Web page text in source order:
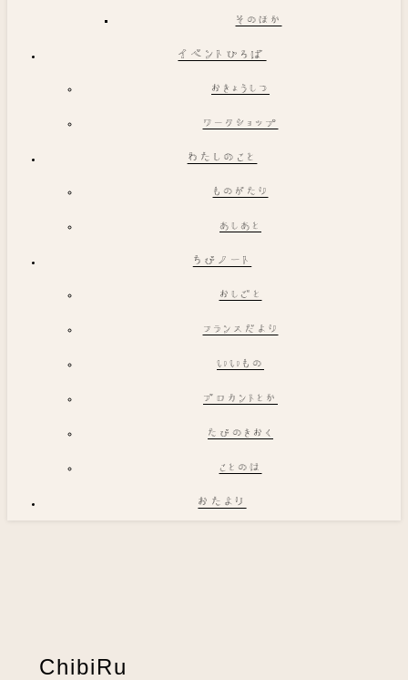
そのほか
イベントひろば
おきょうしつ
ワークショップ
わたしのこと
ものがたり
あしあと
ちびノート
おしごと
フランスだより
いいもの
ブロカントとか
たびのきおく
ことのは
おたより
ChibiRu